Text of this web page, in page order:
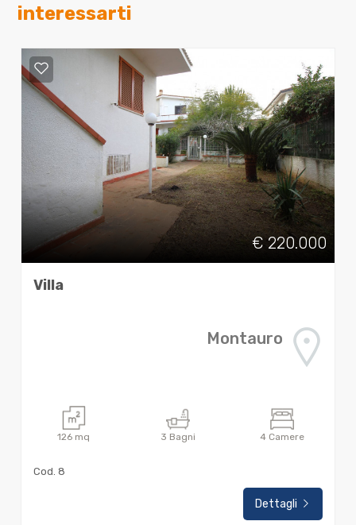
interessarti
€ 220.000
Villa
Montauro
126 mq 3 Bagni 4 Camere
Cod. 8
Dettagli